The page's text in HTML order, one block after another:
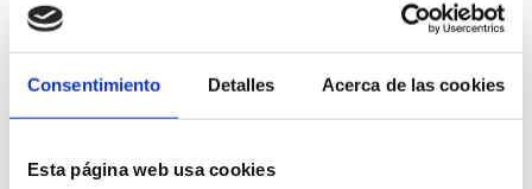
Consentimiento Detalles Acerca de las cookies
Esta página web usa cookies
vectorizados. Se ha creado una web actual,
práctica e intuitiva donde padres e hijos
pueden acceder a una serie de actividades y